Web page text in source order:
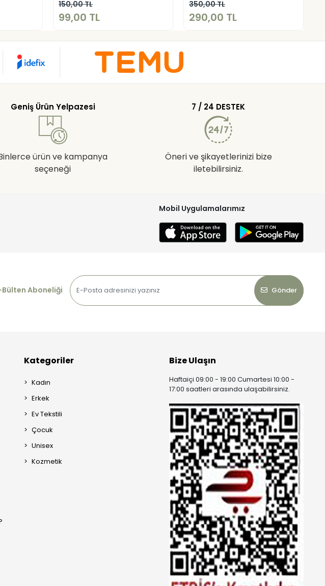
150,00 TL
99,00 TL
350,00 TL
290,00 TL
Geniş Ürün Yelpazesi
ürün ve kampanya
seçeneği
7 / 24 DESTEK
Öneri ve şikayetlerinizi bize
iletebilirsiniz.
Mobil Uygulamalarımız
Bülten Aboneliği
Gönder
Kategoriler
Kadın
Erkek
Ev Tekstili
Çocuk
Unisex
Kozmetik
Bize Ulaşın
Haftaiçi 09:00 - 19:00 Cumartesi 10:00 -
17:00 saatleri arasında ulaşabilirsiniz.